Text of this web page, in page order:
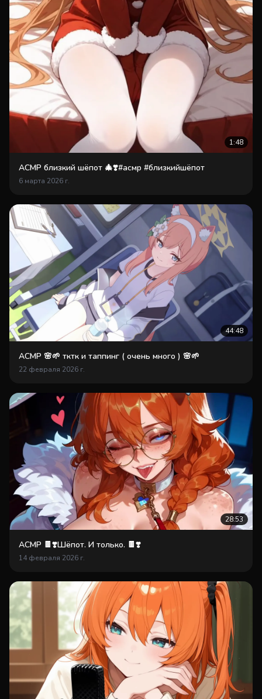
1:48
АСМР близкий шёпот 🎄❣️#асмр #близкийшёпот
6 марта 2026 г.
44:48
АСМР 🌸🌱 тктк и таппинг ( очень много ) 🌸🌱
22 февраля 2026 г.
28:53
АСМР 🍫❣️Шёпот. И только. 🍫❣️
14 февраля 2026 г.